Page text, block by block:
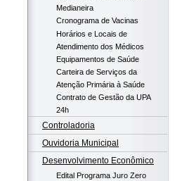
Medianeira
Cronograma de Vacinas
Horários e Locais de
Atendimento dos Médicos
Equipamentos de Saúde
Carteira de Serviços da
Atenção Primária à Saúde
Contrato de Gestão da UPA
24h
Controladoria
Ouvidoria Municipal
Desenvolvimento Econômico
Edital Programa Juro Zero